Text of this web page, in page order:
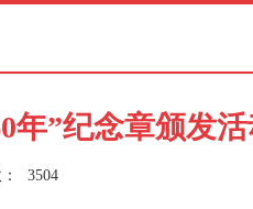
年”纪念章颁发
3504